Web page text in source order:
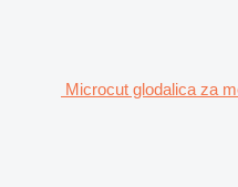
Microcut glodalica za